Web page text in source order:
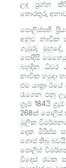
ලද ප්‍රශ්න
තොරතුරු
පොලිස්පති
අනුව නාවික
ගැඹුරු
සෝදිසි
බහුදින ධිවර
නාවික හමුදා
එම යාත්‍රා
රැගෙන එනු
ග්‍රෑම් 184යි
268ක් පොලිස්
මූලික
දෙක මිරිස්ස
ගොස් තිබූ බවයි.
පොලිස්
විදෙස් රටක